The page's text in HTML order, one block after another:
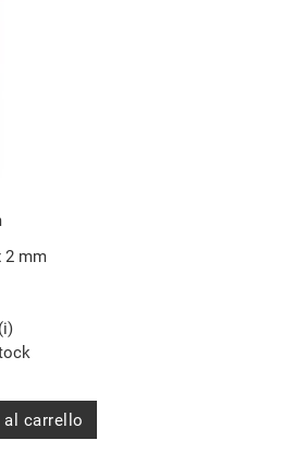
2 mm
al carrello